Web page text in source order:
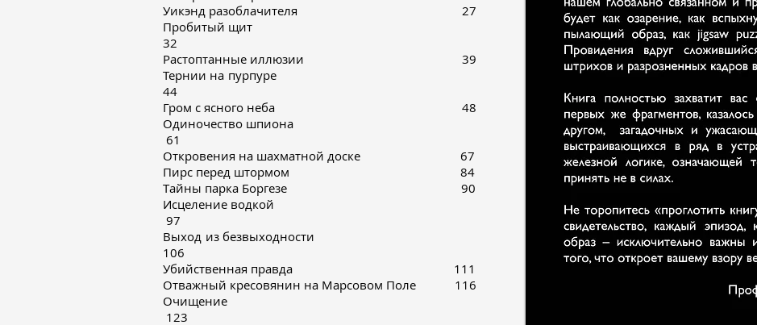
Уикэнд разоблачителя 27
Пробитый щит
32
Растоптанные иллюзии 39
Тернии на пурпуре
44
Гром с ясного неба 48
Одиночество шпиона
61
Откровения на шахматной доске 67
Пирс перед штормом 84
Тайны парка Боргезе 90
Исцеление водкой
97
Выход из безвыходности
106
Убийственная правда 111
Отважный кресовянин на Марсовом Поле 116
Очищение
123